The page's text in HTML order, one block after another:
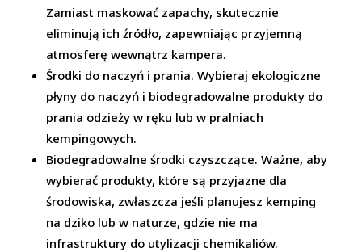
Zamiast maskować zapachy, skutecznie
eliminują ich źródło, zapewniając przyjemną
atmosferę wewnątrz kampera.
Środki do naczyń i prania. Wybieraj ekologiczne
płyny do naczyń i biodegradowalne produkty do
prania odzieży w ręku lub w pralniach
kempingowych.
Biodegradowalne środki czyszczące. Ważne, aby
wybierać produkty, które są przyjazne dla
środowiska, zwłaszcza jeśli planujesz kemping
na dziko lub w naturze, gdzie nie ma
infrastruktury do utylizacji chemikaliów.